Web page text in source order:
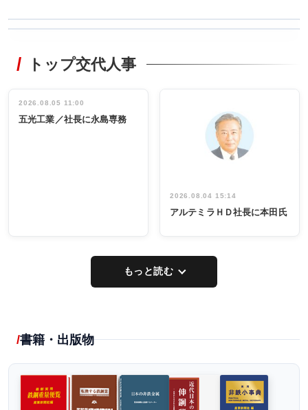
非鉄業界で
インタビュ
ー／社内ア
タックトレー
祝う 業界関
係者ら220人
出席
トップ交代人事
2026.08.05 11:00
五光工業／社長に永島専務
2026.08.04 15:14
アルテミラＨＤ社長に本田氏
もっと読む
書籍・出版物